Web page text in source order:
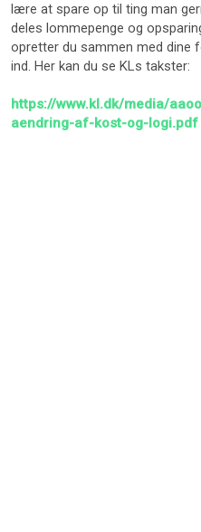
lære at spare op til ting man
deles lommepenge og
opretter du sammen med dine
ind. Her kan du se KLs takster:
https://www.kl.dk/media/
aendring-af-kost-og-logi.pdf